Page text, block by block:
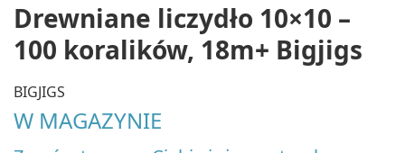
Drewniane liczydło 10×10 –
100 koralików, 18m+ Bigjigs
BIGJIGS
W MAGAZYNIE